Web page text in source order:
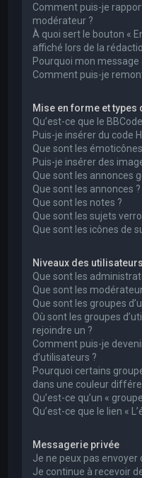
Comment puis-je
modérateur ?
À quoi sert le bouton «
affiché lors de la
Pourquoi mon message
Comment puis-je
Mise en forme et types
Qu’est-ce que le
Puis-je insérer du code
Que sont les
Puis-je insérer des
Que sont les annonces
Que sont les annonces ?
Que sont les notes ?
Que sont les sujets
Que sont les icônes de
Niveaux des
Que sont les
Que sont les
Que sont les groupes
Où sont les groupes
rejoindre un ?
Comment puis-je
d’utilisateurs ?
Pourquoi certains
dans une couleur
Qu’est-ce qu’un «
Qu’est-ce que le lien «
Messagerie privée
Je ne peux pas envoyer
Je continue à recevoir